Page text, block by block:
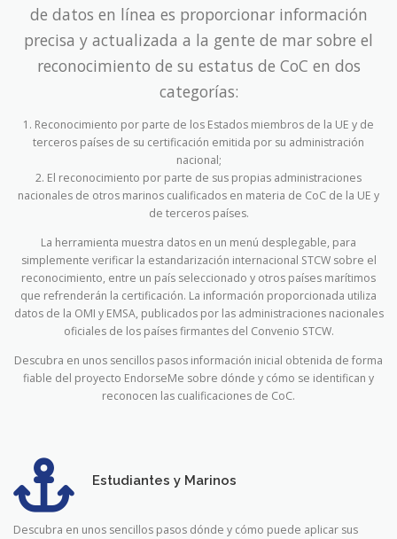
de datos en línea es proporcionar información
precisa y actualizada a la gente de mar sobre el
reconocimiento de su estatus de CoC en dos
categorías:
1. Reconocimiento por parte de los Estados miembros de la UE y de
terceros países de su certificación emitida por su administración
nacional;
2. El reconocimiento por parte de sus propias administraciones
nacionales de otros marinos cualificados en materia de CoC de la UE y
de terceros países.
La herramienta muestra datos en un menú desplegable, para
simplemente verificar la estandarización internacional STCW sobre el
reconocimiento, entre un país seleccionado y otros países marítimos
que refrenderán la certificación. La información proporcionada utiliza
datos de la OMI y EMSA, publicados por las administraciones nacionales
oficiales de los países firmantes del Convenio STCW.
Descubra en unos sencillos pasos información inicial obtenida de forma
fiable del proyecto EndorseMe sobre dónde y cómo se identifican y
reconocen las cualificaciones de CoC.
Estudiantes y Marinos
Descubra en unos sencillos pasos dónde y cómo puede aplicar sus